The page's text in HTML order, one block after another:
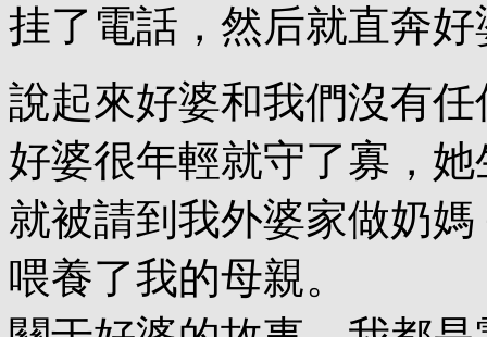
挂了電話，然后就直奔
說起來好婆和我們沒有
好婆很年輕就守了寡，
就被請到我外婆家做奶
喂養了我的母親。